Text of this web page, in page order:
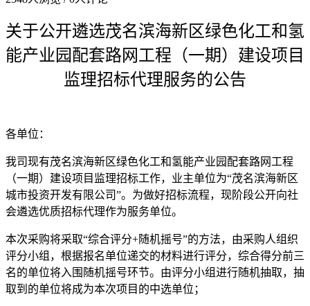
关于公开遴选茂名滨海新区绿色化工和氢
能产业园配套路网工程（一期）建设项目
监理招标代理服务的公告
各单位：
我司现有茂名滨海新区绿色化工和氢能产业园配套路网工程
（一期）建设项目监理招标工作， 业主单位为“茂名滨海新区
城市投资开发有限公司”。为做好招标流程，现阶段公开向社
会遴选优质招标代理作为服务单位。
本次采购将采取“综合评分+随机摇号”的方法， 由采购人组织
评分小组，根据报名单位递交的材料进行评分，综合得分前三
名的单位将入围随机摇号环节。由评分小组进行随机抽取，抽
取到的单位将成为本次项目的中选单位；